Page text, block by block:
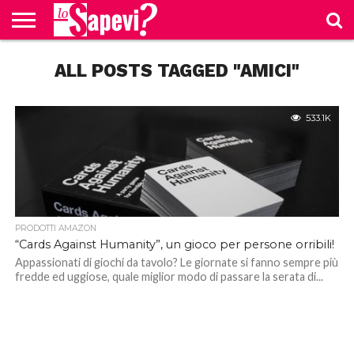
BENESSERE
GOSSIP
PRODOTTI
AMAZON
NEWS
CASA E
CUCINAALL POSTS TAGGED "AMICI"
533.1K
PRODOTTI AMAZON
“Cards Against Humanity”, un gioco per persone orribili!
Appassionati di giochi da tavolo? Le giornate si fanno sempre più
fredde ed uggiose, quale miglior modo di passare la serata di...